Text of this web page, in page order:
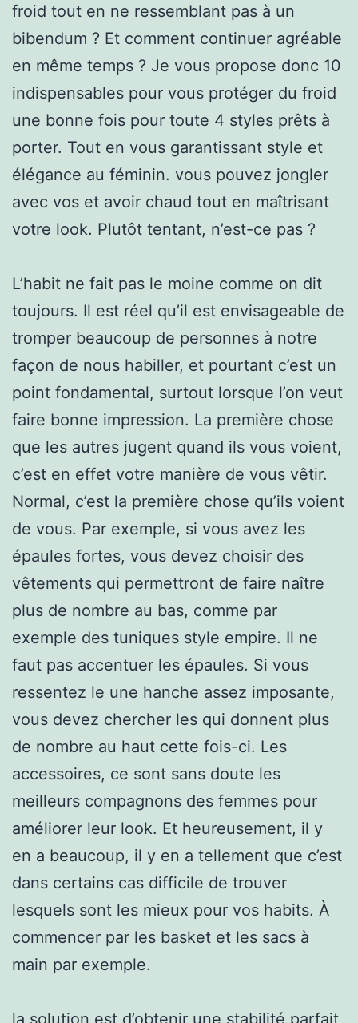
froid tout en ne ressemblant pas à un
bibendum ? Et comment continuer agréable
en même temps ? Je vous propose donc 10
indispensables pour vous protéger du froid
une bonne fois pour toute 4 styles prêts à
porter. Tout en vous garantissant style et
élégance au féminin. vous pouvez jongler
avec vos et avoir chaud tout en maîtrisant
votre look. Plutôt tentant, n’est-ce pas ?
L’habit ne fait pas le moine comme on dit
toujours. Il est réel qu’il est envisageable de
tromper beaucoup de personnes à notre
façon de nous habiller, et pourtant c’est un
point fondamental, surtout lorsque l’on veut
faire bonne impression. La première chose
que les autres jugent quand ils vous voient,
c’est en effet votre manière de vous vêtir.
Normal, c’est la première chose qu’ils voient
de vous. Par exemple, si vous avez les
épaules fortes, vous devez choisir des
vêtements qui permettront de faire naître
plus de nombre au bas, comme par
exemple des tuniques style empire. Il ne
faut pas accentuer les épaules. Si vous
ressentez le une hanche assez imposante,
vous devez chercher les qui donnent plus
de nombre au haut cette fois-ci. Les
accessoires, ce sont sans doute les
meilleurs compagnons des femmes pour
améliorer leur look. Et heureusement, il y
en a beaucoup, il y en a tellement que c’est
dans certains cas difficile de trouver
lesquels sont les mieux pour vos habits. À
commencer par les basket et les sacs à
main par exemple.
la solution est d’obtenir une stabilité parfait